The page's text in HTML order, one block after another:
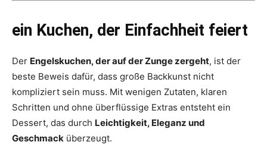
ein Kuchen, der Einfachheit feiert
Der Engelskuchen, der auf der Zunge zergeht, ist der
beste Beweis dafür, dass große Backkunst nicht
kompliziert sein muss. Mit wenigen Zutaten, klaren
Schritten und ohne überflüssige Extras entsteht ein
Dessert, das durch Leichtigkeit, Eleganz und
Geschmack überzeugt.